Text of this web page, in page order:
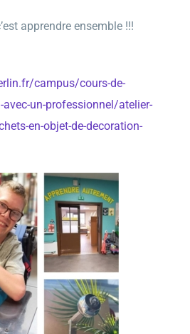
apprendre ensemble !!!
campus/cours-de-
un-professionnel/atelier-
en-objet-de-decoration-